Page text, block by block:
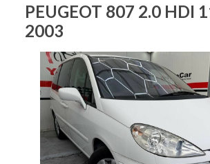
PEUGEOT 807 2.0 HDI
2003